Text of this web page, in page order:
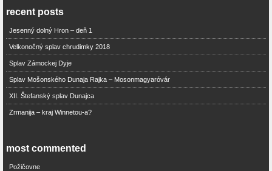
recent posts
Jesenný dolný Hron – deň 1
Velkonočný splav chrudimky 2018
Splav Zámockej Dyje
Splav Mošonského Dunaja Rajka – Mosonmagyaróvár
XII. Štefanský splav Dunajca
Zrmanija – kraj Winnetou-a?
most commented
Požičovne